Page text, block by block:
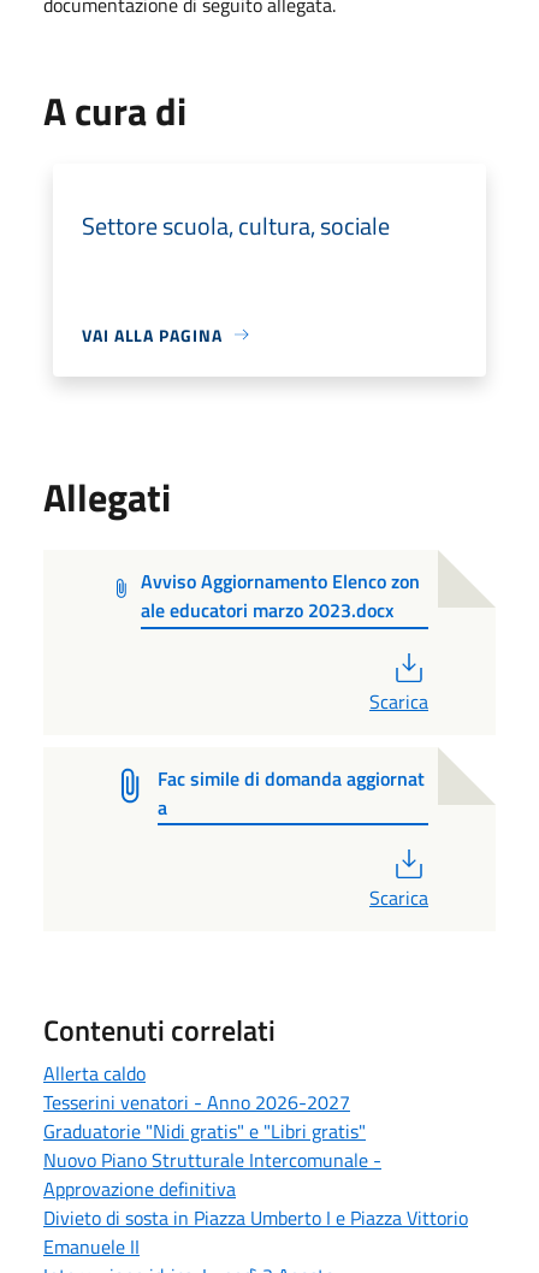
A cura di
Settore scuola, cultura, sociale
VAI ALLA PAGINA
Allegati
Avviso Aggiornamento Elenco zon
ale educatori marzo 2023.docx
Scarica
Fac simile di domanda aggiornat
a
Scarica
Contenuti correlati
Allerta caldo
Tesserini venatori - Anno 2026-2027
Graduatorie "Nidi gratis" e "Libri gratis"
Nuovo Piano Strutturale Intercomunale -
Approvazione definitiva
Divieto di sosta in Piazza Umberto I e Piazza Vittorio
Emanuele II